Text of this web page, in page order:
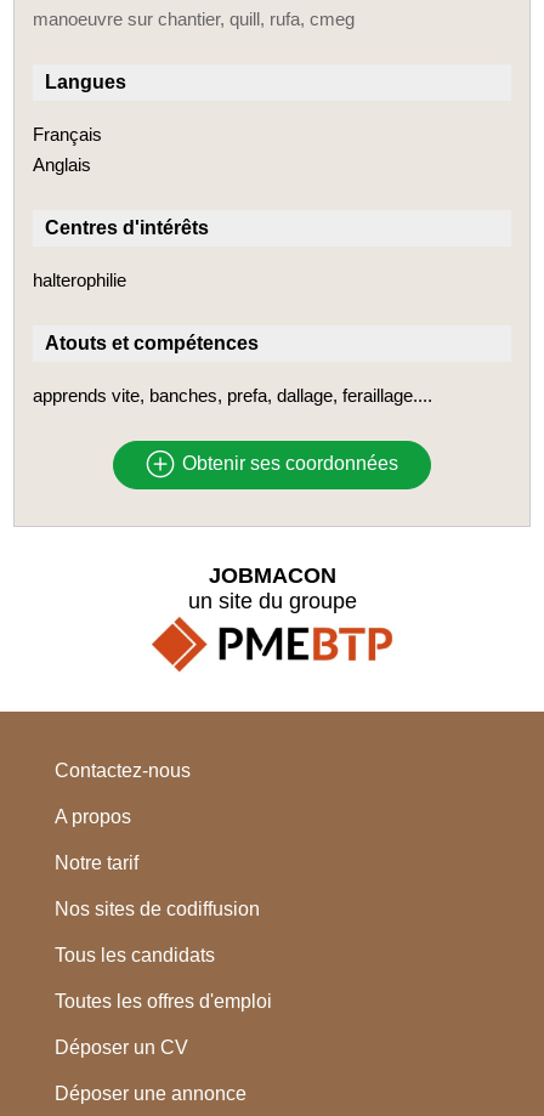
manoeuvre sur chantier, quill, rufa, cmeg
Langues
Français
Anglais
Centres d'intérêts
halterophilie
Atouts et compétences
apprends vite, banches, prefa, dallage, feraillage....
Obtenir ses coordonnées
JOBMACON
un site du groupe
Contactez-nous
A propos
Notre tarif
Nos sites de codiffusion
Tous les candidats
Toutes les offres d'emploi
Déposer un CV
Déposer une annonce